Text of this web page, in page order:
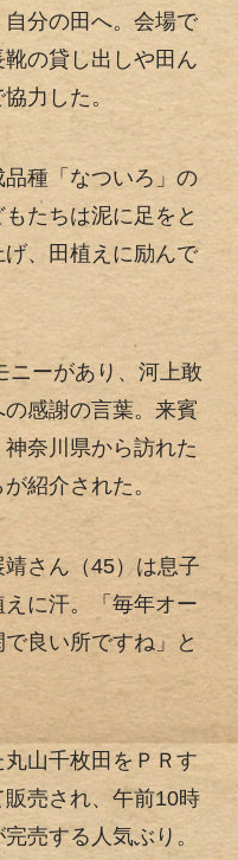
分の田へ。会場で
の貸し出しや田ん
力した。
種「なついろ」の
たちは泥に足をと
、田植えに励んで
ーがあり、河上敢
感謝の言葉。来賓
奈川県から訪れた
紹介された。
さん（45）は息子
に汗。「毎年オー
良い所ですね」と
山千枚田をＰＲす
売され、午前10時
売する人気ぶり。